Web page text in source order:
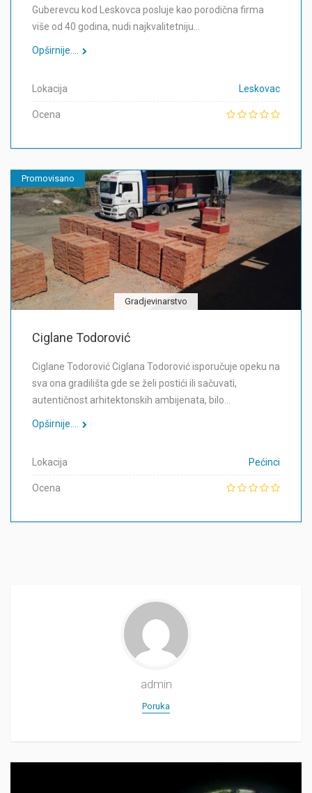
Guberevcu kod Leskovca posluje kao porodična firma
više od 40 godina, nudi najkvalitetniju…
Opširnije....
Lokacija Leskovac
Ocena
Promovisano
Gradjevinarstvo
Ciglane Todorović
Ciglane Todorović Ciglana Todorović isporučuje opeku na
sva ona gradilišta gde se želi postići ili sačuvati,
autentičnost arhitektonskih ambijenata, bilo…
Opširnije....
Lokacija Pećinci
Ocena
admin
Poruka